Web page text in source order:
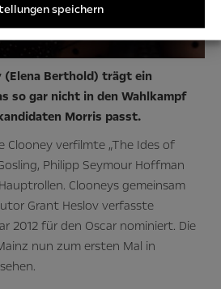
speichern
(Elena Berthold) trägt ein
so gar nicht in den Wahlkampf
Morris passt.
Clooney verfilmte „The Ides of
Philipp Seymour Hoffman
Clooneys gemeinsam
Grant Heslov verfasste
2012 für den Oscar nominiert. Die
nun zum ersten Mal in